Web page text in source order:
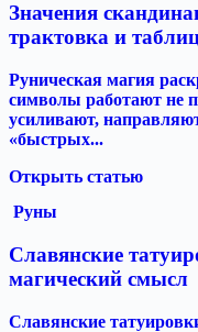
Значения
трактовка и
Руническая магия
символы работают не
усиливают,
«быстрых...
Открыть статью
Руны
Славянские
магический смысл
Славянские